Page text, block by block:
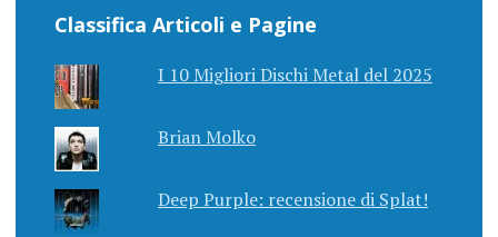
Classifica Articoli e Pagine
I 10 Migliori Dischi Metal del 2025
Brian Molko
Deep Purple: recensione di Splat!